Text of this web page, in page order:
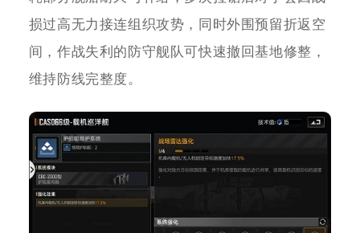
损过高无力接连组织攻势，同时外围预留折返空
间，作战失利的防守舰队可快速撤回基地修整，
维持防线完整度。